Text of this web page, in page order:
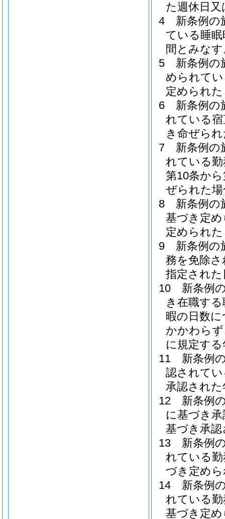
た週休日
4
新条例の
ている睡
間とみな
5
新条例の
められて
定められ
6
新条例の
れている
き命ぜら
7
新条例の
れている
第10条か
ぜられた
8
新条例の
基づき定
定められ
9
新条例の
務を免除
指定され
10
新条例
き在職す
暇の日数
かかわら
に規定す
11
新条例
認されて
承認され
12
新条例
に基づき
基づき承
13
新条例
れている勤
づき定め
14
新条例
れている勤
基づき定